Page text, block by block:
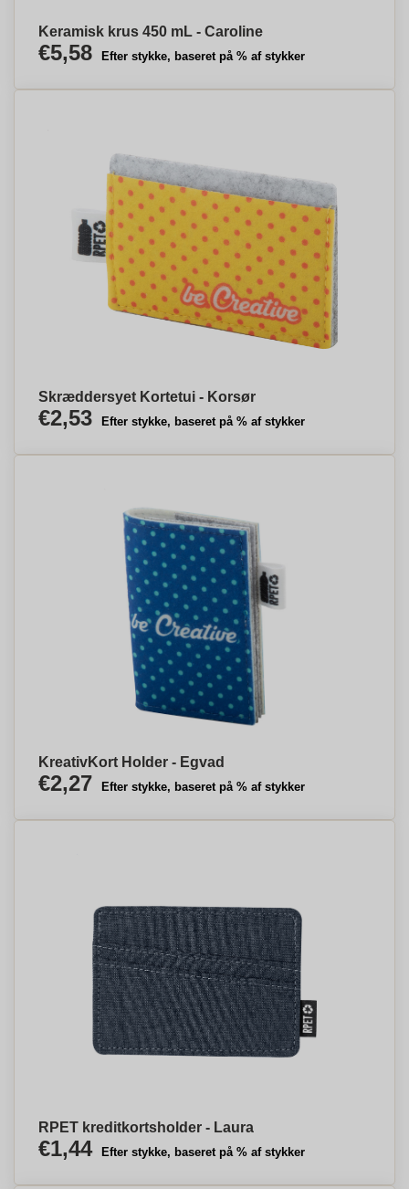
Keramisk krus 450 mL - Caroline
€5,58 Efter stykke, baseret på % af stykker
Skræddersyet Kortetui - Korsør
€2,53 Efter stykke, baseret på % af stykker
KreativKort Holder - Egvad
€2,27 Efter stykke, baseret på % af stykker
RPET kreditkortsholder - Laura
€1,44 Efter stykke, baseret på % af stykker